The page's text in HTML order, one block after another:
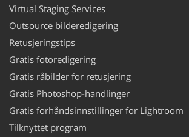
Virtual Staging Services
Outsource bilderedigering
Retusjeringstips
Gratis fotoredigering
Gratis råbilder for retusjering
Gratis Photoshop-handlinger
Gratis forhåndsinnstillinger for Lightroom
Tilknyttet program